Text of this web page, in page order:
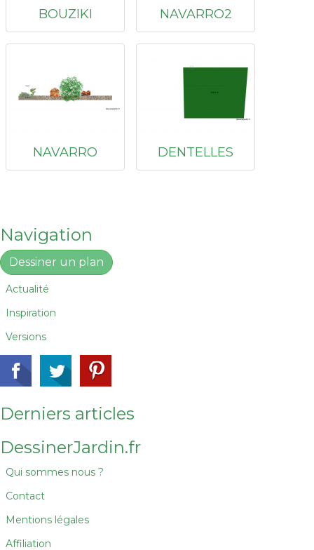
BOUZIKI NAVARRO2
NAVARRO DENTELLES
Navigation
Dessiner un plan
Actualité
Inspiration
Versions
Derniers articles
DessinerJardin.fr
Qui sommes nous ?
Contact
Mentions légales
Affiliation